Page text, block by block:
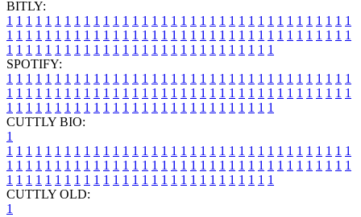
BITLY:
1 1 1 1 1 1 1 1 1 1 1 1 1 1 1 1 1 1 1 1 1 1 1 1 1 1 1 1 1 1 1 1 1 1 1 1
1 1 1 1 1 1 1 1 1 1 1 1 1 1 1 1 1 1 1 1 1 1 1 1 1 1 1 1 1 1 1 1 1 1 1 1
1 1 1 1 1 1 1 1 1 1 1 1 1 1 1 1 1 1 1 1 1 1 1 1 1 1 1 1
SPOTIFY:
1 1 1 1 1 1 1 1 1 1 1 1 1 1 1 1 1 1 1 1 1 1 1 1 1 1 1 1 1 1 1 1 1 1 1 1
1 1 1 1 1 1 1 1 1 1 1 1 1 1 1 1 1 1 1 1 1 1 1 1 1 1 1 1 1 1 1 1 1 1 1 1
1 1 1 1 1 1 1 1 1 1 1 1 1 1 1 1 1 1 1 1 1 1 1 1 1 1 1 1
CUTTLY BIO:
1
1 1 1 1 1 1 1 1 1 1 1 1 1 1 1 1 1 1 1 1 1 1 1 1 1 1 1 1 1 1 1 1 1 1 1 1
1 1 1 1 1 1 1 1 1 1 1 1 1 1 1 1 1 1 1 1 1 1 1 1 1 1 1 1 1 1 1 1 1 1 1 1
1 1 1 1 1 1 1 1 1 1 1 1 1 1 1 1 1 1 1 1 1 1 1 1 1 1 1 1
CUTTLY OLD:
1